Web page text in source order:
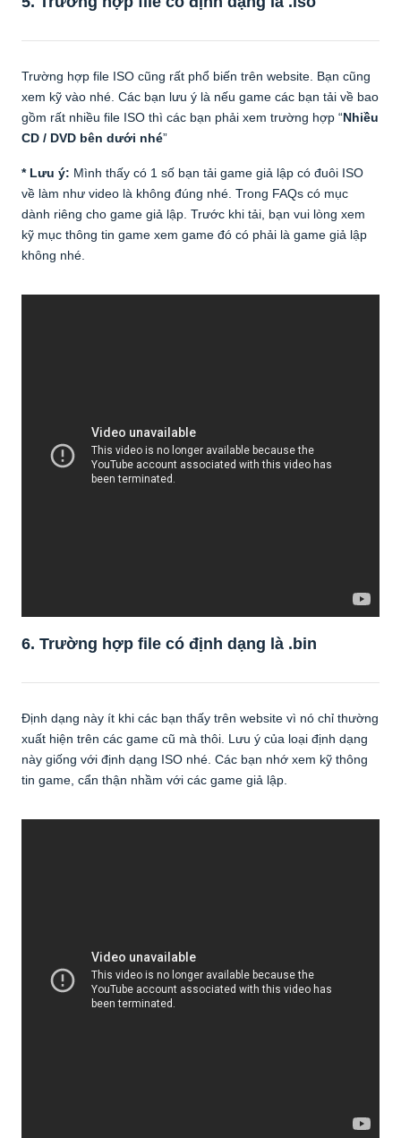
Trường hợp file ISO cũng rất phổ biến trên website. Bạn cũng
xem kỹ vào nhé. Các bạn lưu ý là nếu game các bạn tải về bao
gồm rất nhiều file ISO thì các bạn phải xem trường hợp “Nhiều
CD / DVD bên dưới nhé”
* Lưu ý: Mình thấy có 1 số bạn tải game giả lập có đuôi ISO
về làm như video là không đúng nhé. Trong FAQs có mục
dành riêng cho game giả lập. Trước khi tải, bạn vui lòng xem
kỹ mục thông tin game xem game đó có phải là game giả lập
không nhé.
6. Trường hợp file có định dạng là .bin
Định dạng này ít khi các bạn thấy trên website vì nó chỉ thường
xuất hiện trên các game cũ mà thôi. Lưu ý của loại định dạng
này giống với định dạng ISO nhé. Các bạn nhớ xem kỹ thông
tin game, cẩn thận nhầm với các game giả lập.